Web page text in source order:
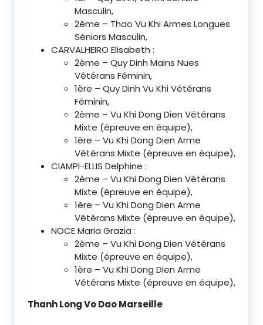
Masculin,
2ème – Thao Vu Khi Armes Longues
Séniors Masculin,
CARVALHEIRO Elisabeth :
2ème – Quy Dinh Mains Nues
Vétérans Féminin,
1ère – Quy Dinh Vu Khi Vétérans
Féminin,
2ème – Vu Khi Dong Dien Vétérans
Mixte (épreuve en équipe),
1ère – Vu Khi Dong Dien Arme
Vétérans Mixte (épreuve en équipe),
CIAMPI-ELLIS Delphine :
2ème – Vu Khi Dong Dien Vétérans
Mixte (épreuve en équipe),
1ère – Vu Khi Dong Dien Arme
Vétérans Mixte (épreuve en équipe),
NOCE Maria Grazia :
2ème – Vu Khi Dong Dien Vétérans
Mixte (épreuve en équipe),
1ère – Vu Khi Dong Dien Arme
Vétérans Mixte (épreuve en équipe),
Thanh Long Vo Dao Marseille